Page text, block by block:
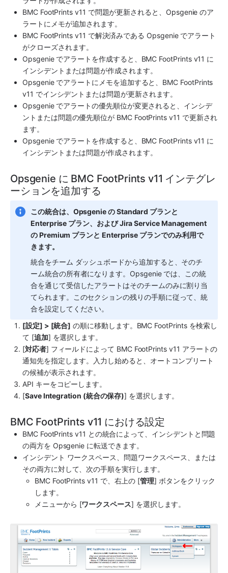
BMC FootPrints v11 で問題が更新されると、 Opsgenie のア
ラートにメモが追加されます。
BMC FootPrints v11 で解決済みである Opsgenie でアラート
がクローズされます。
Opsgenie でアラートを作成すると、 BMC FootPrints v11 に
インシデントまたは問題が作成されます。
Opsgenie でアラートにメモを追加すると、 BMC FootPrints
v11 でインシデントまたは問題が更新されます。
Opsgenie でアラートの優先順位が変更されると、インシデ
ントまたは問題の優先順位が BMC FootPrints v11 で更新され
ます。
Opsgenie でアラートを作成すると、 BMC FootPrints v11 に
インシデントまたは問題が作成されます。
Opsgenie に BMC FootPrints v11 インテグレ
ーションを追加する
この統合は、Opsgenie の Standard プランと
Enterprise プラン、および Jira Service Management
の Premium プランと Enterprise プランでのみ利用で
きます。
統合をチーム ダッシュボードから追加すると、そのチ
ーム統合の所有者になります。Opsgenie では、この統
合を通じて受信したアラートはそのチームのみに割り当
てられます。このセクションの残りの手順に従って、統
合を設定してください。
[設定] > [統合] の順に移動します。 BMC FootPrints を検索し
て [追加] を選択します。
[対応者] フィールドによって BMC FootPrints v11 アラートの
通知先を指定します。入力し始めると、オートコンプリート
の候補が表示されます。
API キーをコピーします。
[Save Integration (統合の保存)] を選択します。
BMC FootPrints v11 における設定
BMC FootPrints v11 との統合によって、インシデントと問題
の両方を Opsgenie に転送できます。
インシデント ワークスペース、問題ワークスペース、または
その両方に対して、次の手順を実行します。
BMC FootPrints v11 で、右上の [管理] ボタンをクリック
します。
メニューから [ワークスペース] を選択します。